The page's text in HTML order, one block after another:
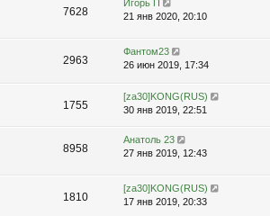
7628
Игорь П
21 янв 2020, 20:10
2963
Фантом23
26 июн 2019, 17:34
1755
[za30]KONG(RUS)
30 янв 2019, 22:51
8958
Анатоль 23
27 янв 2019, 12:43
1810
[za30]KONG(RUS)
17 янв 2019, 20:33